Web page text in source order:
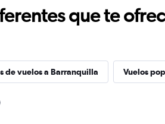
que te
de vuelos a Barranquilla Vuelos